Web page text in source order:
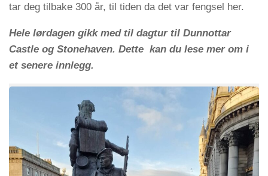
tar deg tilbake 300 år, til tiden da det var fengsel her.
Hele lørdagen gikk med til dagtur til Dunnottar
Castle og Stonehaven. Dette kan du lese mer om i
et senere innlegg.